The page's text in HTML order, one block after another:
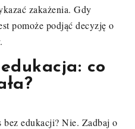
zakażenia. Gdy
pomoże podjąć decyzję o
co
bez edukacji? Nie. Zadbaj o